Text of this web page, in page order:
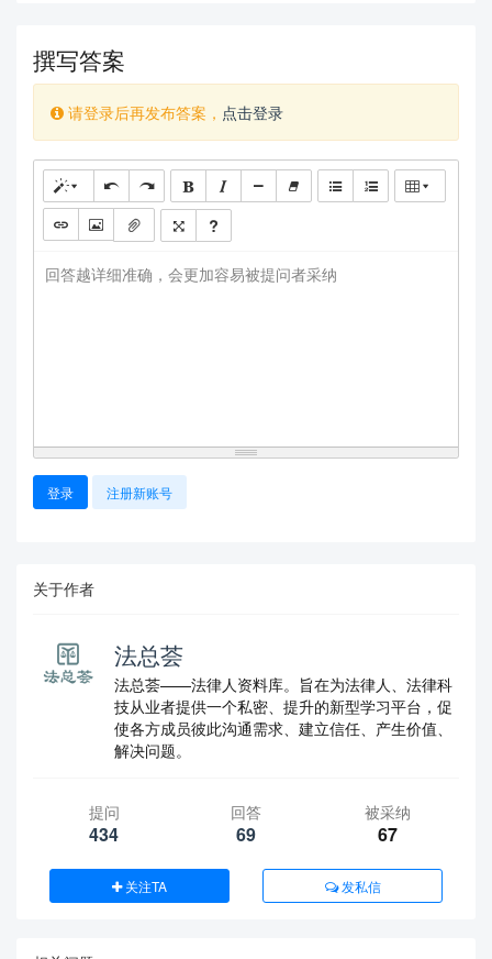
撰写答案
请登录后再发布答案， 点击登录
回答越详细准确，会更加容易被提问者采纳
登录 注册新账号
关于作者
法总荟
法总荟——法律人资料库。旨在为法律人、法律科
技从业者提供一个私密、提升的新型学习平台，促
使各方成员彼此沟通需求、建立信任、产生价值、
解决问题。
提问
434
回答
69
被采纳
67
关注TA 发私信